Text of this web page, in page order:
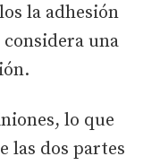
la adhesión
una
lo que
las dos partes